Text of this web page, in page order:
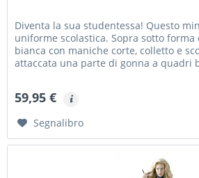
Diventa la sua studentessa! Questo
uniforme scolastica. Sopra sotto
bianca con maniche corte, colletto e
attaccata una parte di gonna a quadri
59,95 €
Segnalibro